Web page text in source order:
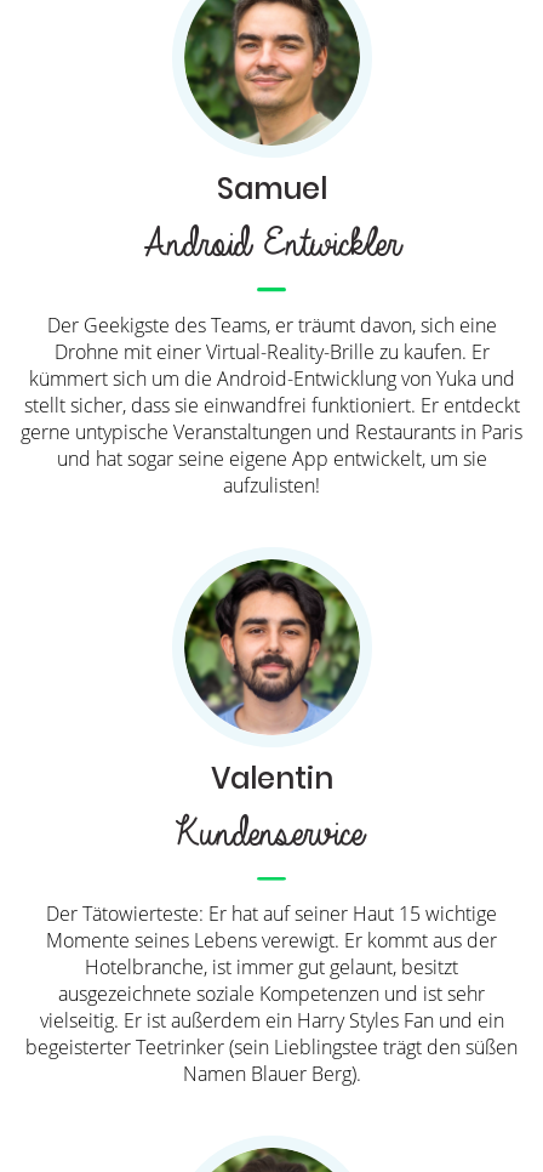
Samuel
Android Entwickler
Der Geekigste des Teams, er träumt davon, sich eine
Drohne mit einer Virtual-Reality-Brille zu kaufen. Er
kümmert sich um die Android-Entwicklung von Yuka und
stellt sicher, dass sie einwandfrei funktioniert. Er entdeckt
gerne untypische Veranstaltungen und Restaurants in Paris
und hat sogar seine eigene App entwickelt, um sie
aufzulisten!
Valentin
Kundenservice
Der Tätowierteste: Er hat auf seiner Haut 15 wichtige
Momente seines Lebens verewigt. Er kommt aus der
Hotelbranche, ist immer gut gelaunt, besitzt
ausgezeichnete soziale Kompetenzen und ist sehr
vielseitig. Er ist außerdem ein Harry Styles Fan und ein
begeisterter Teetrinker (sein Lieblingstee trägt den süßen
Namen Blauer Berg).